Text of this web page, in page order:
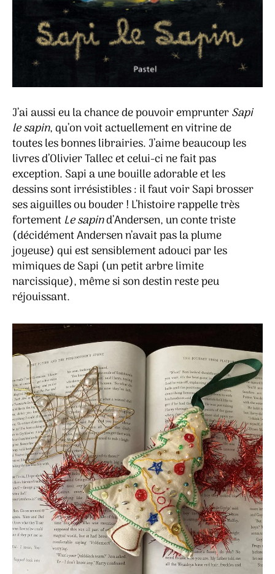
J’ai aussi eu la chance de pouvoir emprunterSapi
le sapin, qu’on voit actuellement en vitrine de
toutes les bonnes librairies. J’aime beaucoup les
livres d’Olivier Tallec et celui-ci ne fait pas
exception. Sapi a une bouille adorable et les
dessins sont irrésistibles : il faut voir Sapi brosser
ses aiguilles ou bouder ! L’histoire rappelle très
fortement Le sapind’Andersen, un conte triste
(décidément Andersen n’avait pas la plume
joyeuse) qui est sensiblement adouci par les
mimiques de Sapi (un petit arbre limite
narcissique), même si son destin reste peu
réjouissant.